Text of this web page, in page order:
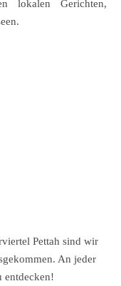
lokalen Gerichten,
Pettah sind wir
An jeder
entdecken!